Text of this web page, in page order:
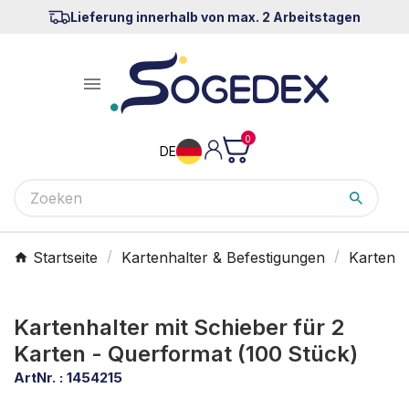
Lieferung innerhalb von max. 2 Arbeitstagen

DE
0
Startseite Kartenhalter & Befestigungen
Kartenhalter mit Schieber für 2
Karten - Querformat (100 Stück)
ArtNr. : 1454215